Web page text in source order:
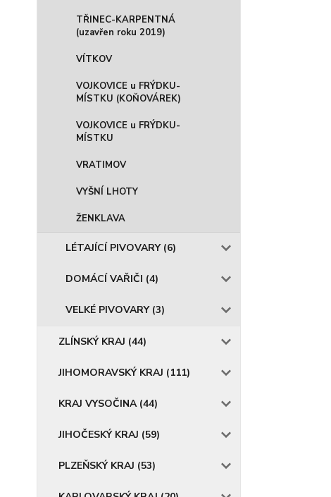
TŘINEC-KARPENTNÁ
(uzavřen roku 2019)
VÍTKOV
VOJKOVICE u FRÝDKU-
MÍSTKU (KOŇOVÁREK)
VOJKOVICE u FRÝDKU-
MÍSTKU
VRATIMOV
VYŠNÍ LHOTY
ŽENKLAVA
LÉTAJÍCÍ PIVOVARY (6)
DOMÁCÍ VAŘIČI (4)
VELKÉ PIVOVARY (3)
ZLÍNSKÝ KRAJ (44)
JIHOMORAVSKÝ KRAJ (111)
KRAJ VYSOČINA (44)
JIHOČESKÝ KRAJ (59)
PLZEŇSKÝ KRAJ (53)